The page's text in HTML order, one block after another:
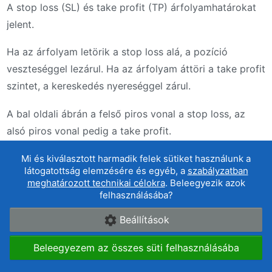
A stop loss (SL) és take profit (TP) árfolyamhatárokat
jelent.
Ha az árfolyam letörik a stop loss alá, a pozíció
veszteséggel lezárul. Ha az árfolyam áttöri a take profit
szintet, a kereskedés nyereséggel zárul.
A bal oldali ábrán a felső piros vonal a stop loss, az
alsó piros vonal pedig a take profit.
6. Margin
A margin az a letét, amelyet a bróker zárol a számláján
a kereskedésből származó esetleges veszteségek
fedezésére. A margin nagysága a tőkeáttételtől,
valamint az ön által kereskedett devizapár árfolyamától
Mi és kiválasztott harmadik felek sütiket használunk a
látogatottság elemzésére és egyéb, a szabályzatban
meghatározott technikai célokra. Beleegyezik azok
felhasználásába?
Beállítások
Beleegyezem az összes süti felhasználásába